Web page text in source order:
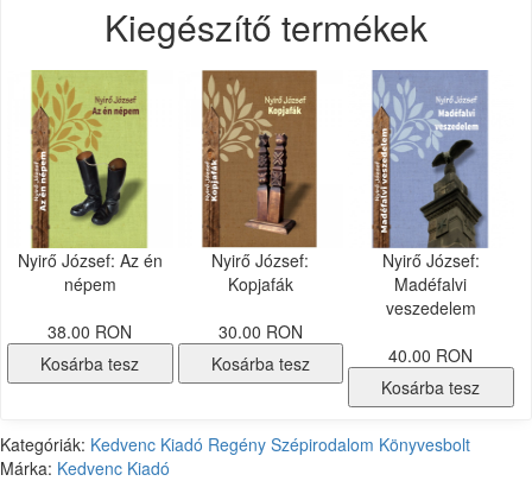
Kiegészítő termékek
Nyirő József: Az én
népem
38.00 RON
Kosárba tesz
Nyirő József:
Kopjafák
30.00 RON
Kosárba tesz
Nyirő József:
Madéfalvi
veszedelem
40.00 RON
Kosárba tesz
Kategóriák: Kedvenc Kiadó Regény Szépirodalom Könyvesbolt
Márka: Kedvenc Kiadó